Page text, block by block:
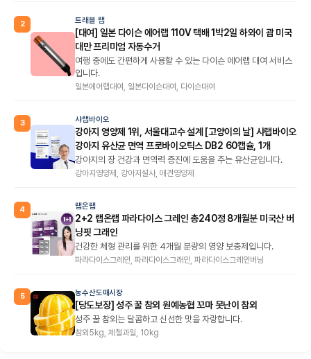
2 트래블 랩
[대여] 일본 다이슨 에어랩 110V 택배 1박2일 하와이 괌 미국
대만 프리미엄 자동수거
여행 중에도 간편하게 사용할 수 있는 다이슨 에어랩 대여 서비스
입니다.
일본에어랩대여, 일본다이슨대여, 다이슨대여
3 샤랩바이오
강아지 영양제 1위, 서울대교수 설계 [고양이의 날] 샤랩바이오
강아지 유산균 면역 프로바이오틱스 DB2 60캡슐, 1개
강아지의 장 건강과 면역력 증진에 도움을 주는 유산균입니다.
강아지영양제, 강아지설사, 애견영양제
4 랩온랩
2+2 랩온랩 파라다이스 그레인 총240정 8개월분 미국산 버
닝핏 그래인
건강한 체형 관리를 위한 4개월 분량의 영양 보충제입니다.
파라다이스그레인, 파라다이스그래인, 파라다이스그레인버닝
5 농수산도매시장
[당도보장] 성주 꿀 참외 원예농협 꼬마 못난이 참외
성주 꿀 참외는 달콤하고 신선한 맛을 자랑합니다.
참외5kg, 제철과일, 10kg